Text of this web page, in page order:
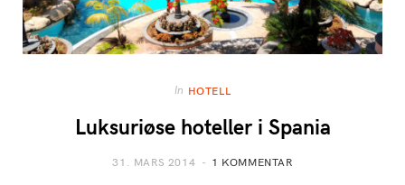
In HOTELL
Luksuriøse hoteller i Spania
31. MARS 2014 1 KOMMENTAR